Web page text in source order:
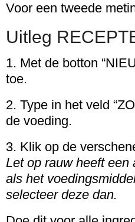
Voor een tweede
Uitleg
1. Met de botton
toe.
2. Type in het veld
de voeding.
3. Klik op de
Let op rauw heeft
als het
selecteer deze dan.